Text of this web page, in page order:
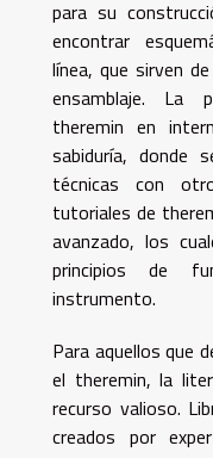
para su
encontrar
línea, que sirven
ensamblaje. La
theremin en
sabiduría, donde
técnicas con
tutoriales de
avanzado, los
principios de
instrumento.
Para aquellos que
el theremin, la
recurso valioso.
creados por